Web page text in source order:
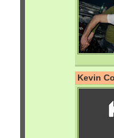
Kevin